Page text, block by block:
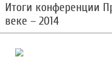
Итоги конференции
веке – 2014